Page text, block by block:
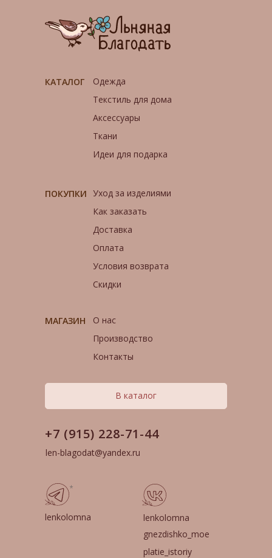
В каталог
МАГАЗИН
ПОКУПКИ
len-blagodat@yandex.ru
+7 (915) 228-71-44
О нас
Производство
Контакты
lenkolomna
gnezdishko_moe
platie_istoriy
lenkolomna
Уход за изделиями
Как заказать
Доставка
Оплата
Условия возврата
Скидки
Одежда
Текстиль для дома
Аксессуары
Ткани
Идеи для подарка
КАТАЛОГ
*